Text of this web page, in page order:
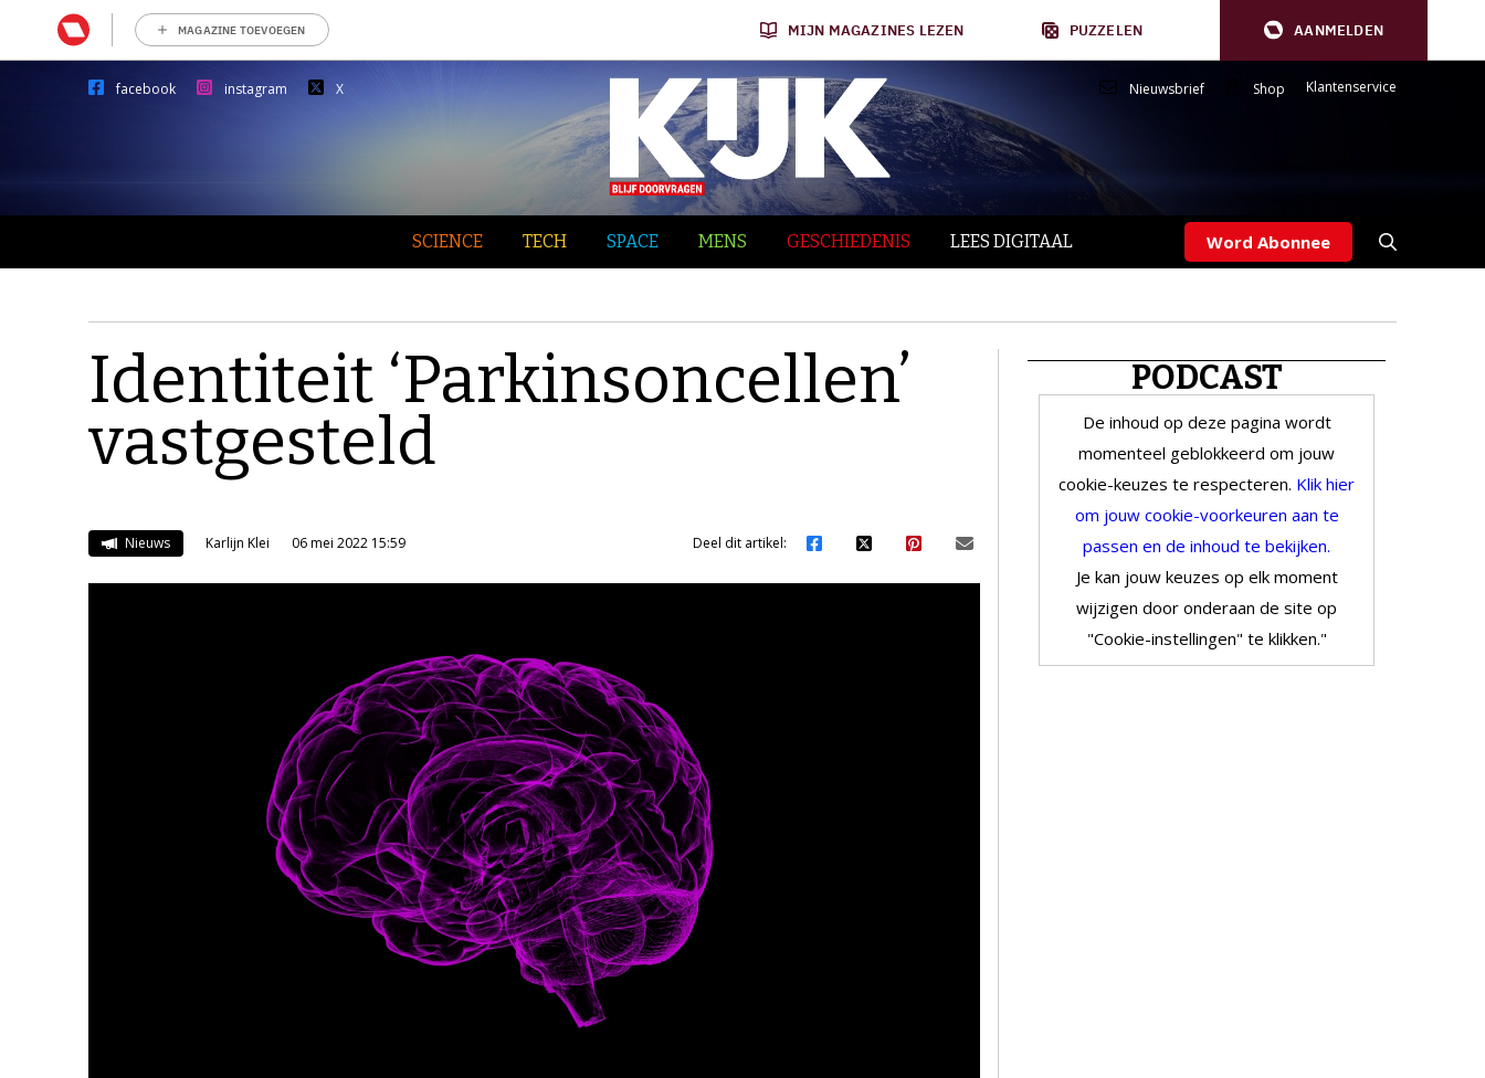
MAGAZINE TOEVOEGEN MIJN MAGAZINES LEZEN PUZZELEN AANMELDEN
facebook instagram X Nieuwsbrief Shop Klantenservice
SCIENCE TECH SPACE MENS GESCHIEDENIS LEES DIGITAAL Word Abonnee
Identiteit ‘Parkinsoncellen’
vastgesteld
Nieuws Karlijn Klei 06 mei 2022 15:59 Deel dit artikel:
PODCAST
De inhoud op deze pagina wordt
momenteel geblokkeerd om jouw
cookie-keuzes te respecteren. Klik hier
om jouw cookie-voorkeuren aan te
passen en de inhoud te bekijken.
Je kan jouw keuzes op elk moment
wijzigen door onderaan de site op
"Cookie-instellingen" te klikken."